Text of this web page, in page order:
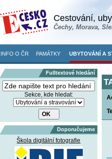
Cestování,
Čechy, Morava,
INFO O ČR PAMÁTKY UBYTOVÁNÍ A
Fulltextové hledání
Sekce, kde hledat:
Doporučujeme
Škola digitální fotografie